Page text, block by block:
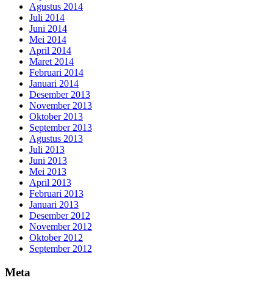
Agustus 2014
Juli 2014
Juni 2014
Mei 2014
April 2014
Maret 2014
Februari 2014
Januari 2014
Desember 2013
November 2013
Oktober 2013
September 2013
Agustus 2013
Juli 2013
Juni 2013
Mei 2013
April 2013
Februari 2013
Januari 2013
Desember 2012
November 2012
Oktober 2012
September 2012
Meta